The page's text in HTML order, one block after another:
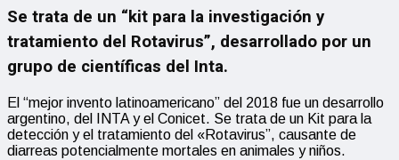
Se trata de un “kit para la investigación y
tratamiento del Rotavirus”, desarrollado por un
grupo de científicas del Inta.
El “mejor invento latinoamericano” del 2018 fue un desarrollo
argentino, del INTA y el Conicet. Se trata de un Kit para la
detección y el tratamiento del «Rotavirus”, causante de
diarreas potencialmente mortales en animales y niños.